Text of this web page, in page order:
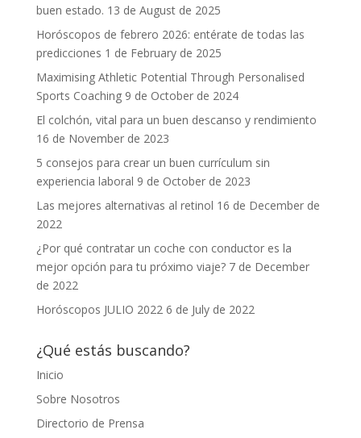
buen estado. 13 de August de 2025
Horóscopos de febrero 2026: entérate de todas las
predicciones 1 de February de 2025
Maximising Athletic Potential Through Personalised
Sports Coaching 9 de October de 2024
El colchón, vital para un buen descanso y rendimiento
16 de November de 2023
5 consejos para crear un buen currículum sin
experiencia laboral 9 de October de 2023
Las mejores alternativas al retinol 16 de December de
2022
¿Por qué contratar un coche con conductor es la
mejor opción para tu próximo viaje? 7 de December
de 2022
Horóscopos JULIO 2022 6 de July de 2022
¿Qué estás buscando?
Inicio
Sobre Nosotros
Directorio de Prensa